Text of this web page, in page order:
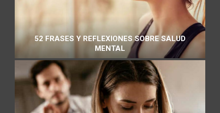
52 FRASES Y REFLEXIONES SOBRE SALUD
MENTAL